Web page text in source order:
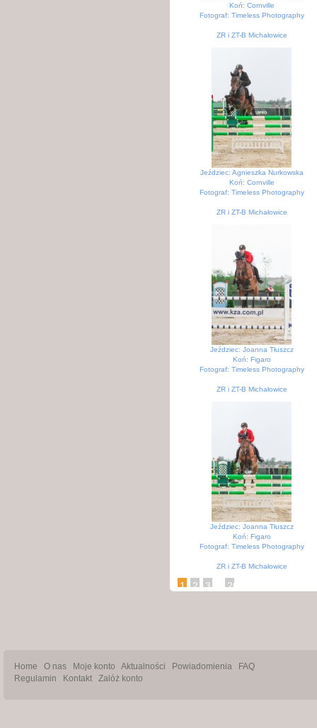
Koń: Cornville
Fotograf: Timeless Photography
ZR i ZT-B Michałowice
Jeździec: Agnieszka Nurkowska
Koń: Cornville
Fotograf: Timeless Photography
ZR i ZT-B Michałowice
Jeździec: Joanna Tłuszcz
Koń: Figaro
Fotograf: Timeless Photography
ZR i ZT-B Michałowice
Jeździec: Joanna Tłuszcz
Koń: Figaro
Fotograf: Timeless Photography
ZR i ZT-B Michałowice
1 2 3 ...20
Home O nas Moje konto Aktualności Powiadomienia
FAQ
Regulamin
Kontakt Zalóż konto